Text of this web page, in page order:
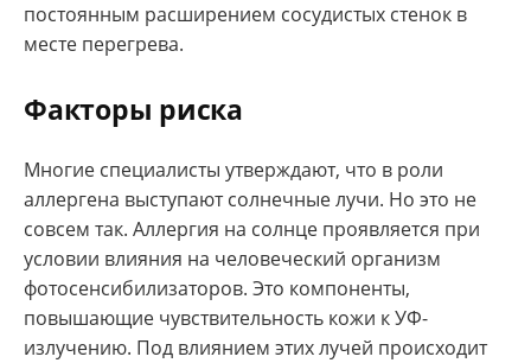
постоянным расширением сосудистых стенок в
месте перегрева.
Факторы риска
Многие специалисты утверждают, что в роли
аллергена выступают солнечные лучи. Но это не
совсем так. Аллергия на солнце проявляется при
условии влияния на человеческий организм
фотосенсибилизаторов. Это компоненты,
повышающие чувствительность кожи к УФ-
излучению. Под влиянием этих лучей происходит